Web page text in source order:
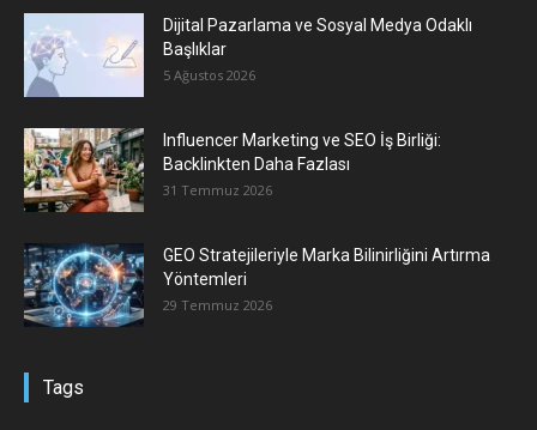
Dijital Pazarlama ve Sosyal Medya Odaklı
Başlıklar
5 Ağustos 2026
Influencer Marketing ve SEO İş Birliği:
Backlinkten Daha Fazlası
31 Temmuz 2026
GEO Stratejileriyle Marka Bilinirliğini Artırma
Yöntemleri
29 Temmuz 2026
Tags